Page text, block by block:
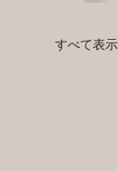
すべて表示